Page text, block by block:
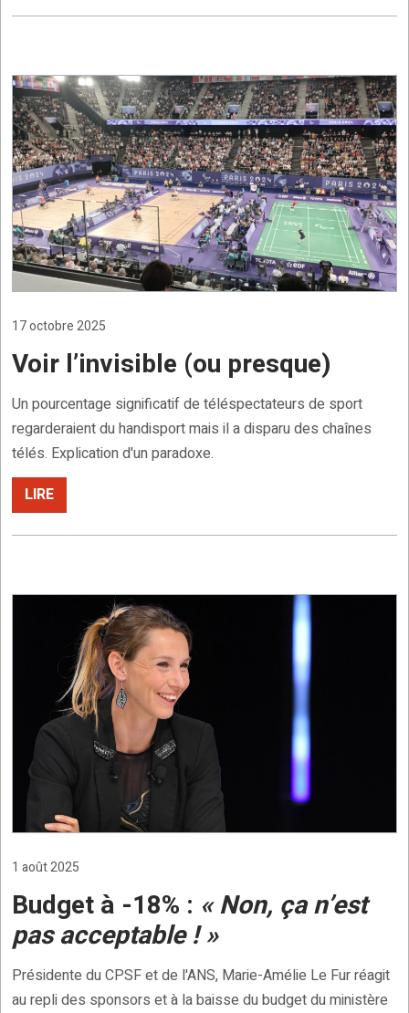
17 octobre 2025
Voir l’invisible (ou presque)
Un pourcentage significatif de téléspectateurs de sport
regarderaient du handisport mais il a disparu des chaînes
télés. Explication d'un paradoxe.
LIRE
1 août 2025
Budget à -18% : « Non, ça n’est
pas acceptable ! »
Présidente du CPSF et de l'ANS, Marie-Amélie Le Fur réagit
au repli des sponsors et à la baisse du budget du ministère